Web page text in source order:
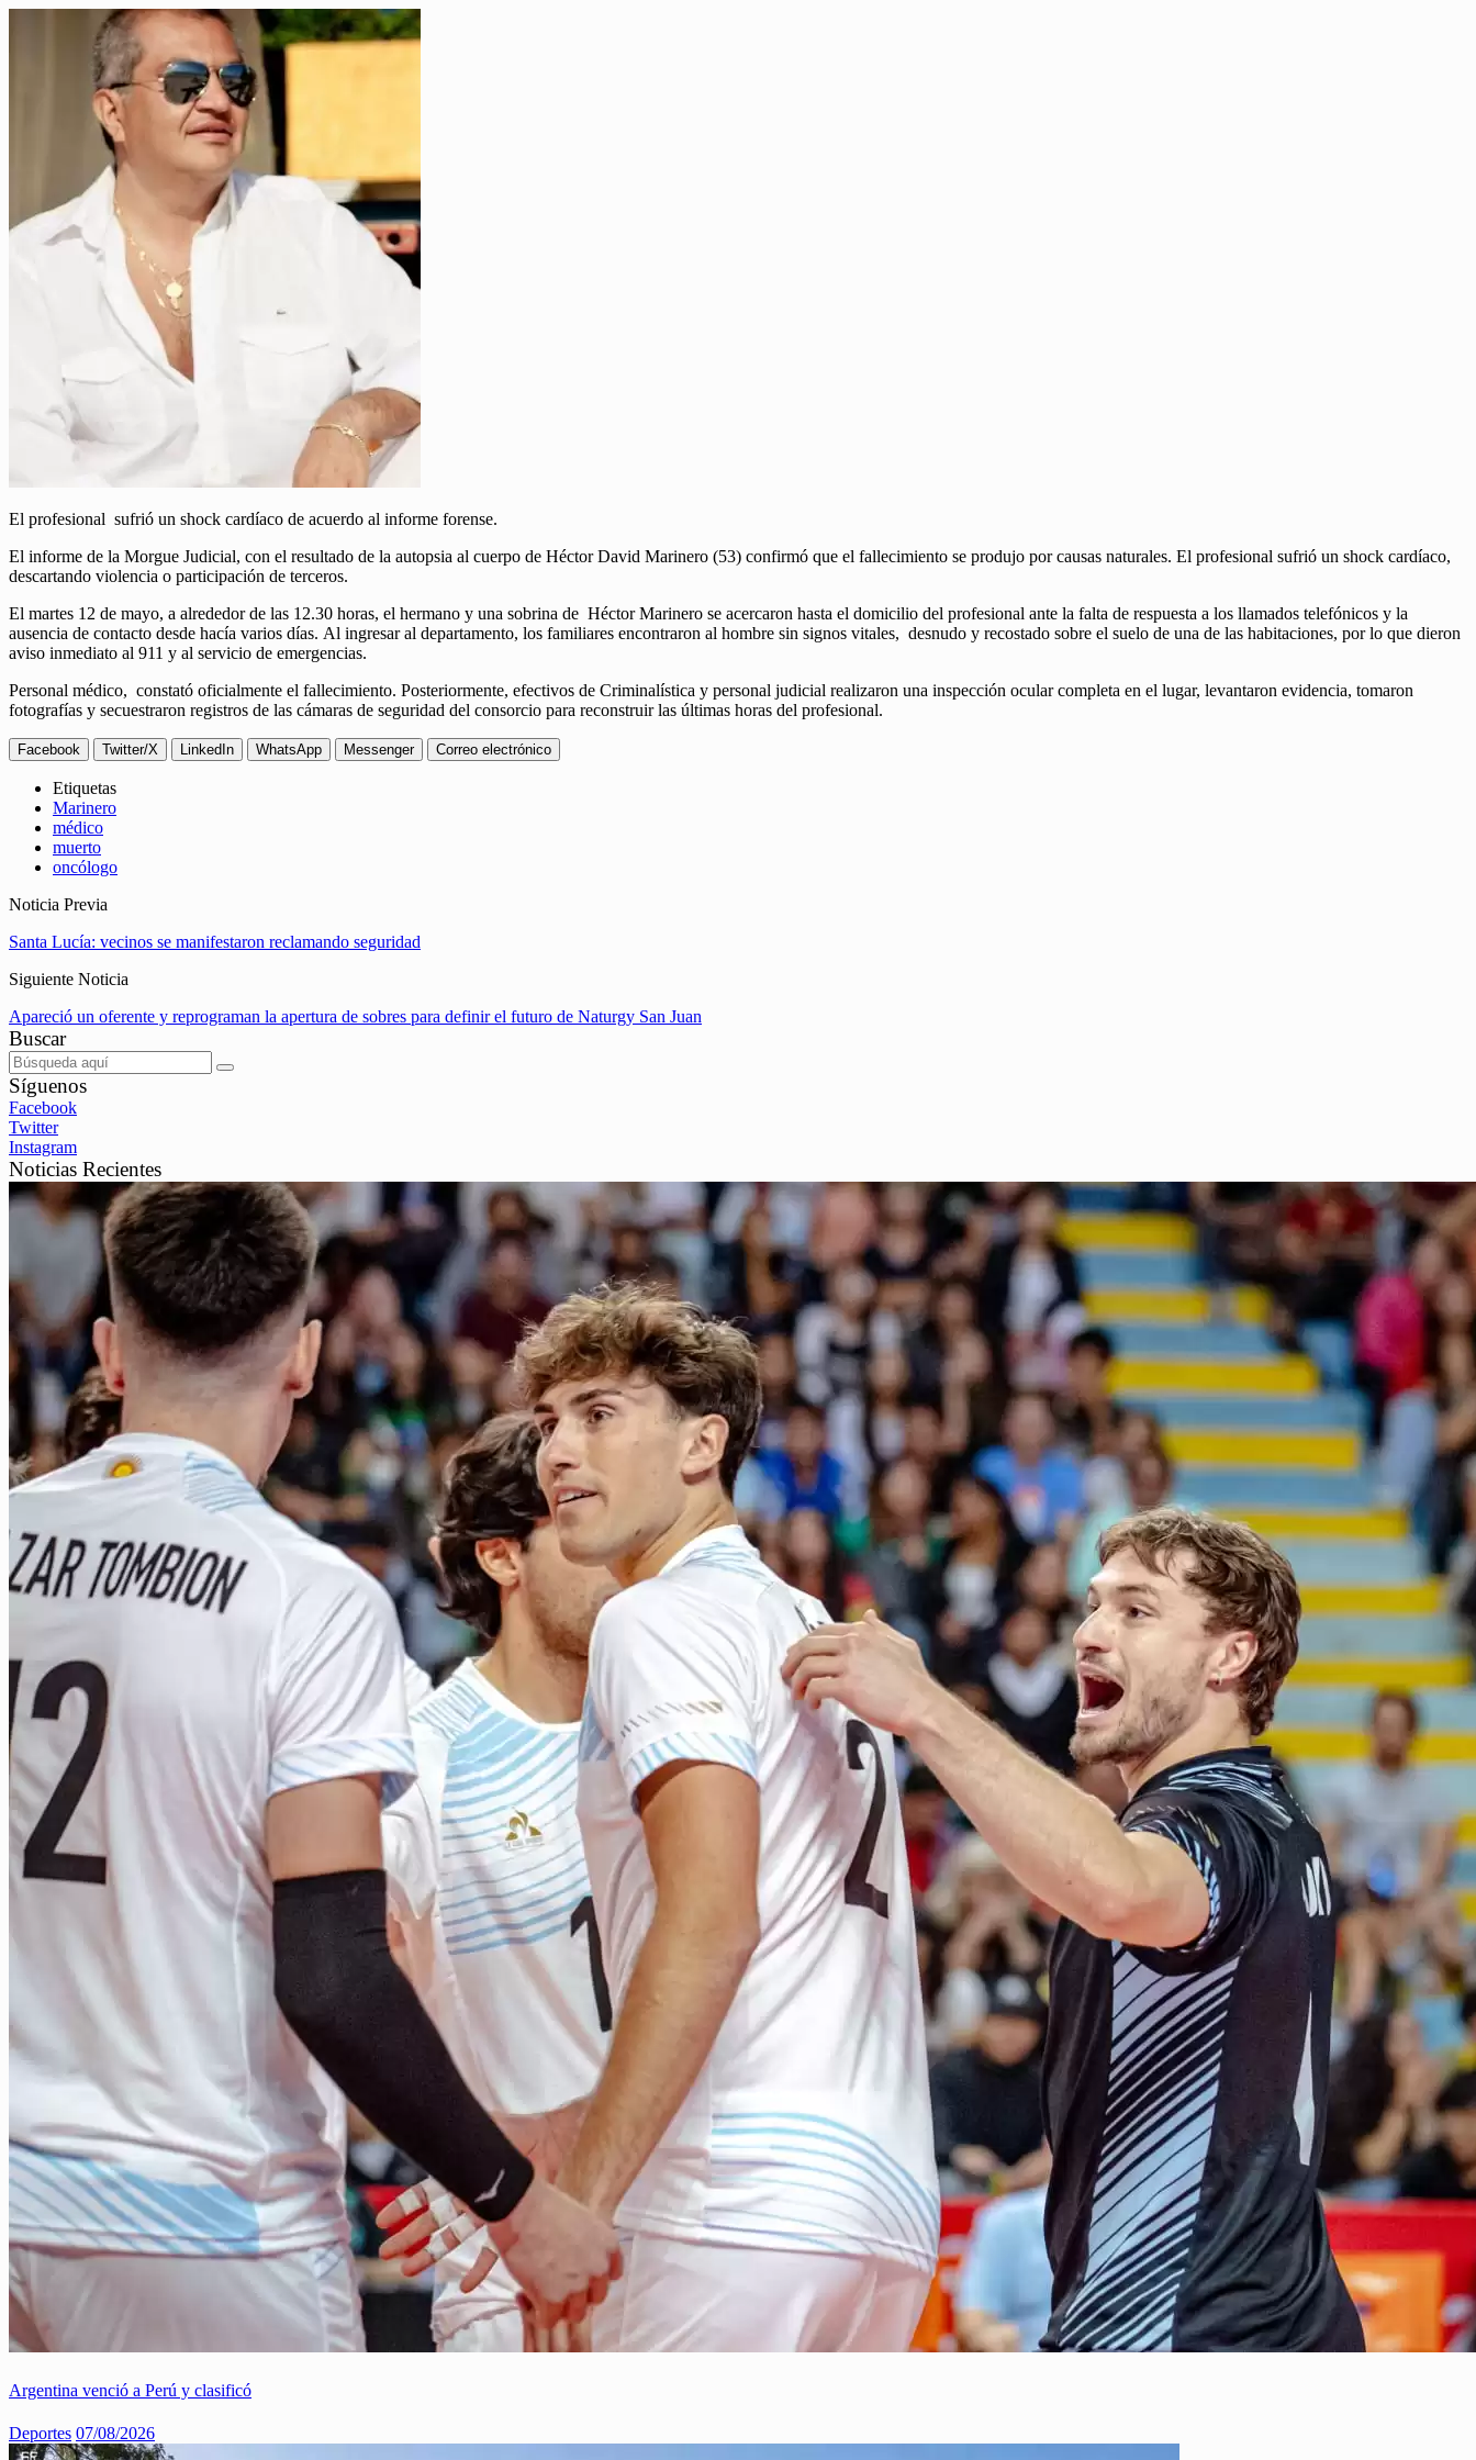
El profesional sufrió un shock cardíaco de acuerdo al informe forense.
El informe de la Morgue Judicial, con el resultado de la autopsia al cuerpo de Héctor David Marinero (53) confirmó que el fallecimiento se produjo por causas naturales. El profesional sufrió un shock cardíaco,
descartando violencia o participación de terceros.
El martes 12 de mayo, a alrededor de las 12.30 horas, el hermano y una sobrina de Héctor Marinero se acercaron hasta el domicilio del profesional ante la falta de respuesta a los llamados telefónicos y la
ausencia de contacto desde hacía varios días. Al ingresar al departamento, los familiares encontraron al hombre sin signos vitales, desnudo y recostado sobre el suelo de una de las habitaciones, por lo que dieron
aviso inmediato al 911 y al servicio de emergencias.
Personal médico, constató oficialmente el fallecimiento. Posteriormente, efectivos de Criminalística y personal judicial realizaron una inspección ocular completa en el lugar, levantaron evidencia, tomaron
fotografías y secuestraron registros de las cámaras de seguridad del consorcio para reconstruir las últimas horas del profesional.
Facebook Twitter/X LinkedIn WhatsApp Messenger Correo electrónico
Etiquetas
Marinero
médico
muerto
oncólogo
Noticia Previa
Santa Lucía: vecinos se manifestaron reclamando seguridad
Siguiente Noticia
Apareció un oferente y reprograman la apertura de sobres para definir el futuro de Naturgy San Juan
Buscar
Síguenos
Facebook
Twitter
Instagram
Noticias Recientes
Argentina venció a Perú y clasificó
Deportes 07/08/2026